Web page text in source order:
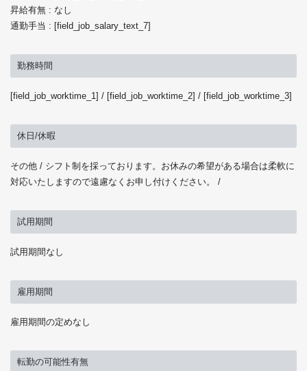
昇給有無 : なし
通勤手当 : [field_job_salary_text_7]
勤務時間
[field_job_worktime_1] / [field_job_worktime_2] / [field_job_worktime_3]
休日/休暇
その他 / シフト制を採っております。お休みの希望がある場合は柔軟に
対応いたしますので遠慮なくお申し付けください。 /
試用期間
試用期間なし
雇用期間
雇用期間の定めなし
転勤の可能性有無